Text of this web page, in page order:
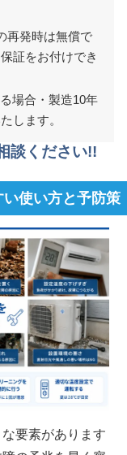
再発時は無償で
証をお付けでき
場合・製造10年
します。
談ください!!
使い方と予防策
要素があります